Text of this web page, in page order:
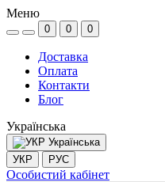
Меню
0 0 0
Доставка
Оплата
Контакти
Блог
Українська
Українська
УКР
РУС
Особистий кабінет